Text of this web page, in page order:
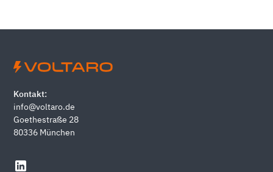
Kontakt:
info@voltaro.de
Goethestraße 28
80336 München